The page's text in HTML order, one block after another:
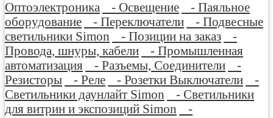
Оптоэлектроника
- Освещение
- Паяльное
оборудование
- Переключатели
- Подвесные
светильники Simon
- Позиции на заказ
-
Провода, шнуры, кабели
- Промышленная
автоматизация
- Разъемы, Соединители
-
Резисторы
- Реле - Розетки Выключатели
-
Светильники даунлайт Simon
- Светильники
для витрин и экспозиций Simon
-